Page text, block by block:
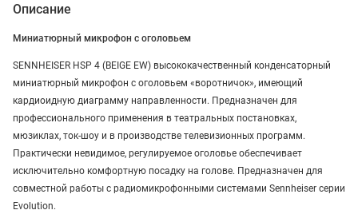
Описание
Миниатюрный микрофон с оголовьем
SENNHEISER HSP 4 (BEIGE EW) высококачественный конденсаторный
миниатюрный микрофон с оголовьем «воротничок», имеющий
кардиоидную диаграмму направленности. Предназначен для
профессионального применения в театральных постановках,
мюзиклах, ток-шоу и в производстве телевизионных программ.
Практически невидимое, регулируемое оголовье обеспечивает
исключительно комфортную посадку на голове. Предназначен для
совместной работы с радиомикрофонными системами Sennheiser серии
Evolution.